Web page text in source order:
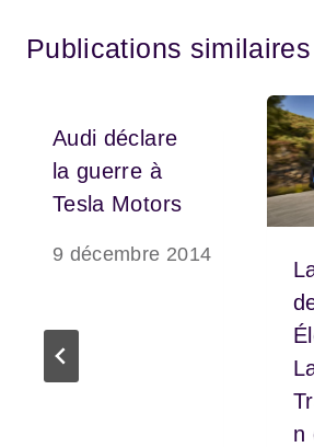
Publications similaires
Audi déclare
la guerre à
Tesla Motors
9 décembre 2014
n